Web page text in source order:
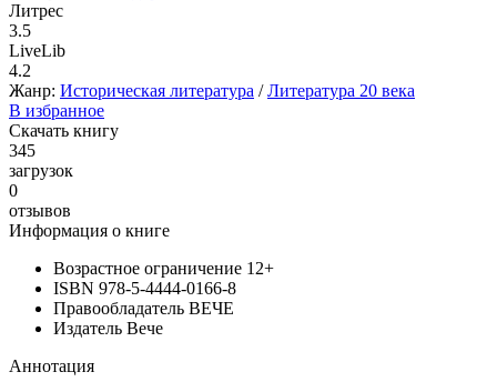
Литрес
3.5
LiveLib
4.2
Жанр: Историческая литература /Литература 20 века
В избранное
Скачать книгу
345
загрузок
0
отзывов
Информация о книге
Возрастное ограничение 12+
ISBN 978-5-4444-0166-8
Правообладатель ВЕЧЕ
Издатель Вече
Аннотация